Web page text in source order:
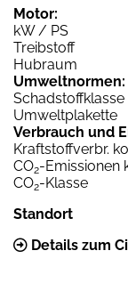
Motor:
kW / PS
Treibstoff
Hubraum
Umweltnormen:
Schadstoffklasse
Umweltplakette
Verbrauch und
Kraftstoffverbr.
CO2-Emissionen
CO2-Klasse
Standort
Details zum